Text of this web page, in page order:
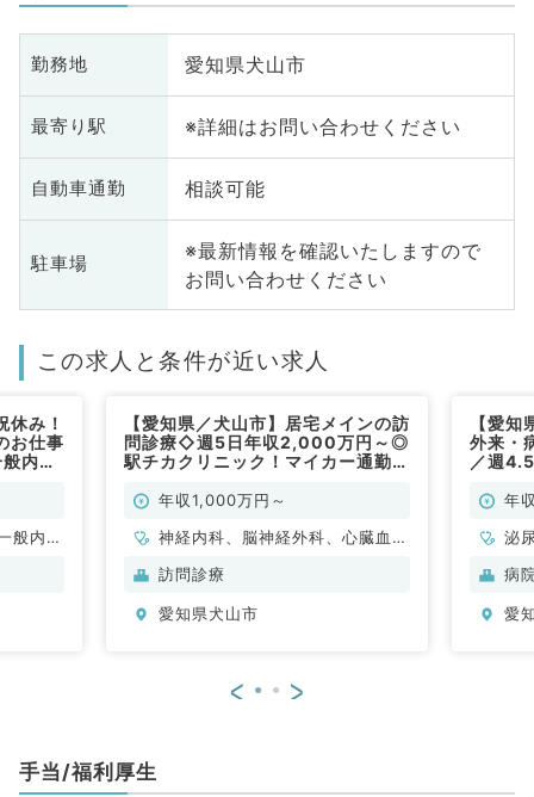
勤務地 愛知県犬山市
最寄り駅 ※詳細はお問い合わせください
自動車通勤 相談可能
駐車場
※最新情報を確認いたしますので
お問い合わせください
この求人と条件が近い求人
み！
お仕事
内科
般内
【愛知県／犬山市】居宅メインの訪
問診療◇週5日年収2,000万円～◎
駅チカクリニック！マイカー通勤も
年収1,000万円～
神経内科、脳神経外科、心臓血管
外科、一般内科、老年内科、外科
訪問診療
愛知県犬山市
【愛
外来・
／週
年
泌
科
臓
病
愛
< >
手当/福利厚生